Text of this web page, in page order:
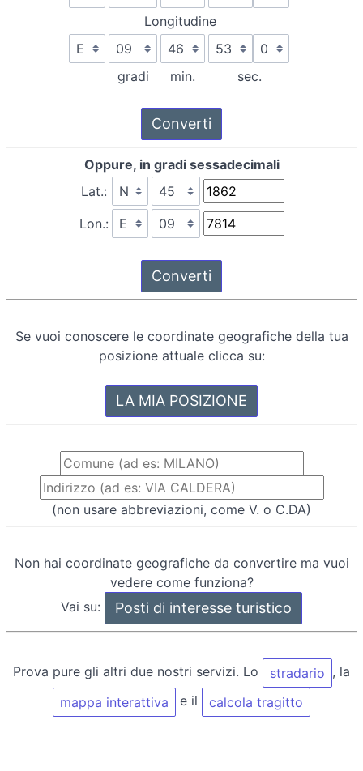
Longitudine
gradi min. sec.
Oppure, in gradi sessadecimali
Lat.:
Lon.:
Se vuoi conoscere le coordinate geografiche della tua
posizione attuale clicca su:
(non usare abbreviazioni, come V. o C.DA)
Non hai coordinate geografiche da convertire ma vuoi
vedere come funziona?
Vai su:
Prova pure gli altri due nostri servizi. Lo stradario , la
mappa interattiva
e il calcola tragitto